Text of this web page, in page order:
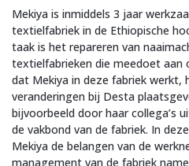
Mekiya is inmiddels 3 jaar
textielfabriek in de Ethiopische
taak is het repareren van
textielfabrieken die meedoet aan
dat Mekiya in deze fabriek werkt,
veranderingen bij Desta
bijvoorbeeld door haar collega’s
de vakbond van de fabriek. In
Mekiya de belangen van de
management van de fabriek